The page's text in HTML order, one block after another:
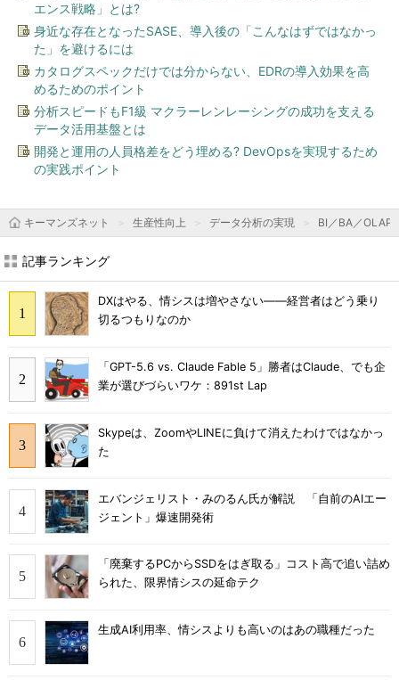
エンス戦略」とは?
身近な存在となったSASE、導入後の「こんなはずではなかっ
た」を避けるには
カタログスペックだけでは分からない、EDRの導入効果を高
めるためのポイント
分析スピードもF1級 マクラーレンレーシングの成功を支える
データ活用基盤とは
開発と運用の人員格差をどう埋める? DevOpsを実現するため
の実践ポイント
キーマンズネット 生産性向上 データ分析の実現 BI／BA／OLAP
記事ランキング
DXはやる、情シスは増やさない――経営者はどう乗り
切るつもりなのか
「GPT-5.6 vs. Claude Fable 5」勝者はClaude、でも企
業が選びづらいワケ：891st Lap
Skypeは、ZoomやLINEに負けて消えたわけではなかっ
た
エバンジェリスト・みのるん氏が解説 「自前のAIエー
ジェント」爆速開発術
「廃棄するPCからSSDをはぎ取る」コスト高で追い詰め
られた、限界情シスの延命テク
生成AI利用率、情シスよりも高いのはあの職種だった